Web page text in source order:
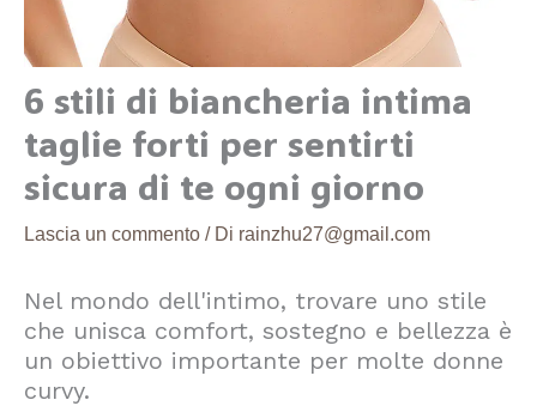
6 stili di biancheria intima
taglie forti per sentirti
sicura di te ogni giorno
Lascia un commento / Di rainzhu27@gmail.com
Nel mondo dell'intimo, trovare uno stile
che unisca comfort, sostegno e bellezza è
un obiettivo importante per molte donne
curvy.